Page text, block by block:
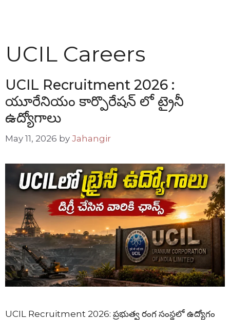
UCIL Careers
UCIL Recruitment 2026 :
యూరేనియం కార్పొరేషన్ లో ట్రైనీ
ఉద్యోగాలు
May 11, 2026 by Jahangir
UCIL Recruitment 2026: ప్రభుత్వ రంగ సంస్థలో ఉద్యోగం